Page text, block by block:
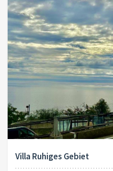
Villa Ruhiges Gebiet